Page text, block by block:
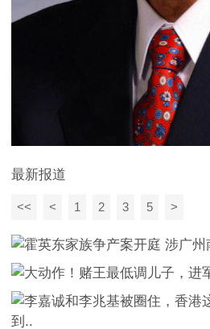
最新报道
<< < 1 2 3 5 >